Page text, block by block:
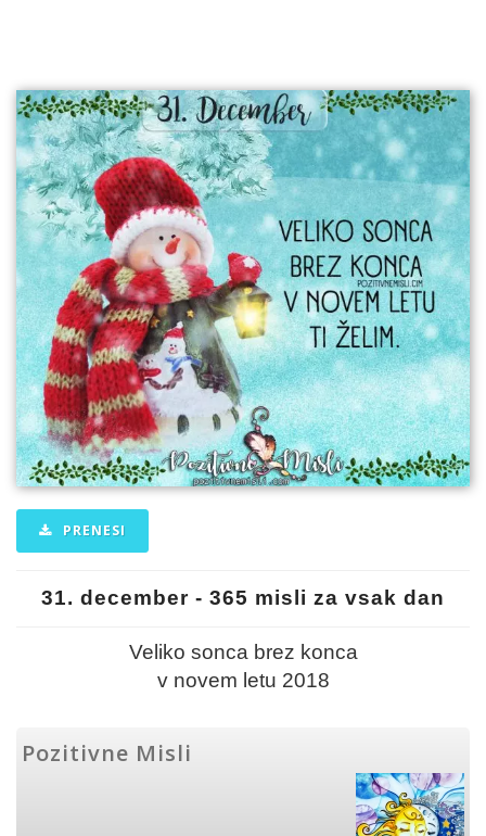
PRENESI
31. december - 365 misli za vsak dan
Veliko sonca brez konca
v novem letu 2018
Pozitivne Misli